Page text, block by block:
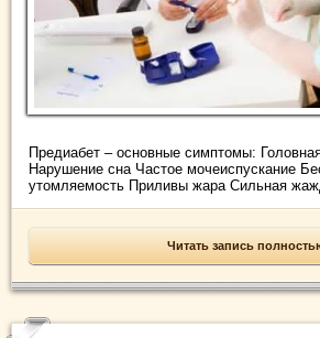
Предиабет – основные симптомы:
Нарушение сна Частое мочеиспускание
утомляемость Приливы жара Сильная
Читать запись